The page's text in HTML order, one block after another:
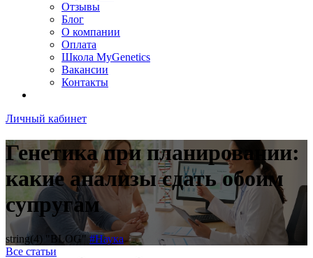
Отзывы
Блог
О компании
Оплата
Школа MyGenetics
Вакансии
Контакты
Личный кабинет
Генетика при планировании:
какие анализы сдать обоим
супругам
string(4) "BLOG"#Наука
Все статьи